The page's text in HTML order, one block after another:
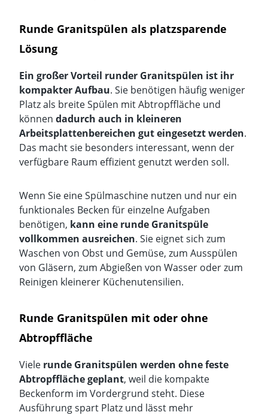
Runde Granitspülen als platzsparende
Lösung
Ein großer Vorteil runder Granitspülen ist ihr
kompakter Aufbau. Sie benötigen häufig weniger
Platz als breite Spülen mit Abtropffläche und
können dadurch auch in kleineren
Arbeitsplattenbereichen gut eingesetzt werden.
Das macht sie besonders interessant, wenn der
verfügbare Raum effizient genutzt werden soll.
Wenn Sie eine Spülmaschine nutzen und nur ein
funktionales Becken für einzelne Aufgaben
benötigen, kann eine runde Granitspüle
vollkommen ausreichen. Sie eignet sich zum
Waschen von Obst und Gemüse, zum Ausspülen
von Gläsern, zum Abgießen von Wasser oder zum
Reinigen kleinerer Küchenutensilien.
Runde Granitspülen mit oder ohne
Abtropffläche
Viele runde Granitspülen werden ohne feste
Abtropffläche geplant, weil die kompakte
Beckenform im Vordergrund steht. Diese
Ausführung spart Platz und lässt mehr